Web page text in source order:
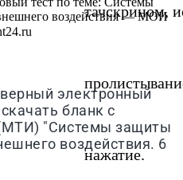
тачскрином,
нажатие.
воздействия — МОИ
электронный
бланк с
"Системы защиты
воздействия. 6